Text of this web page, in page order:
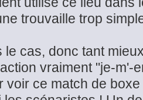
trouvaille trop
le cas, donc tant
vraiment "je-m'-
voir ce match de boxe